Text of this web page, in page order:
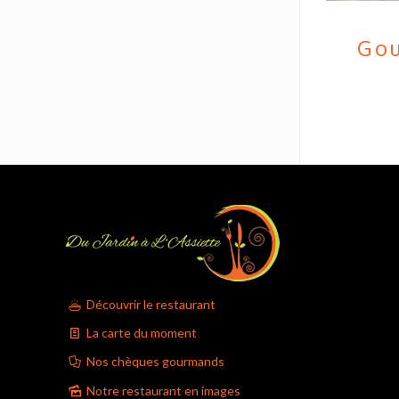
Découvrir le restaurant
La carte du moment
Nos chèques gourmands
Notre restaurant en images